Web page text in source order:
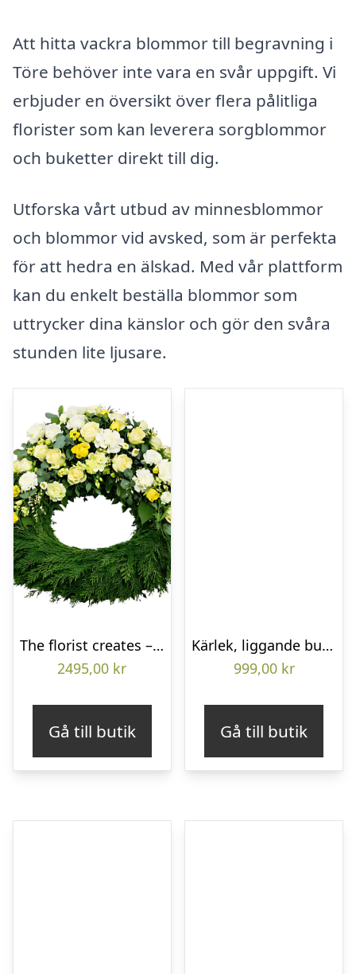
Att hitta vackra blommor till begravning i
Töre behöver inte vara en svår uppgift. Vi
erbjuder en översikt över flera pålitliga
florister som kan leverera sorgblommor
och buketter direkt till dig.
Utforska vårt utbud av minnesblommor
och blommor vid avsked, som är perfekta
för att hedra en älskad. Med vår plattform
kan du enkelt beställa blommor som
uttrycker dina känslor och gör den svåra
stunden lite ljusare.
The florist creates – Funeral wreath
2495,00 kr
Gå till butik
Kärlek, liggande bukett
999,00 kr
Gå till butik